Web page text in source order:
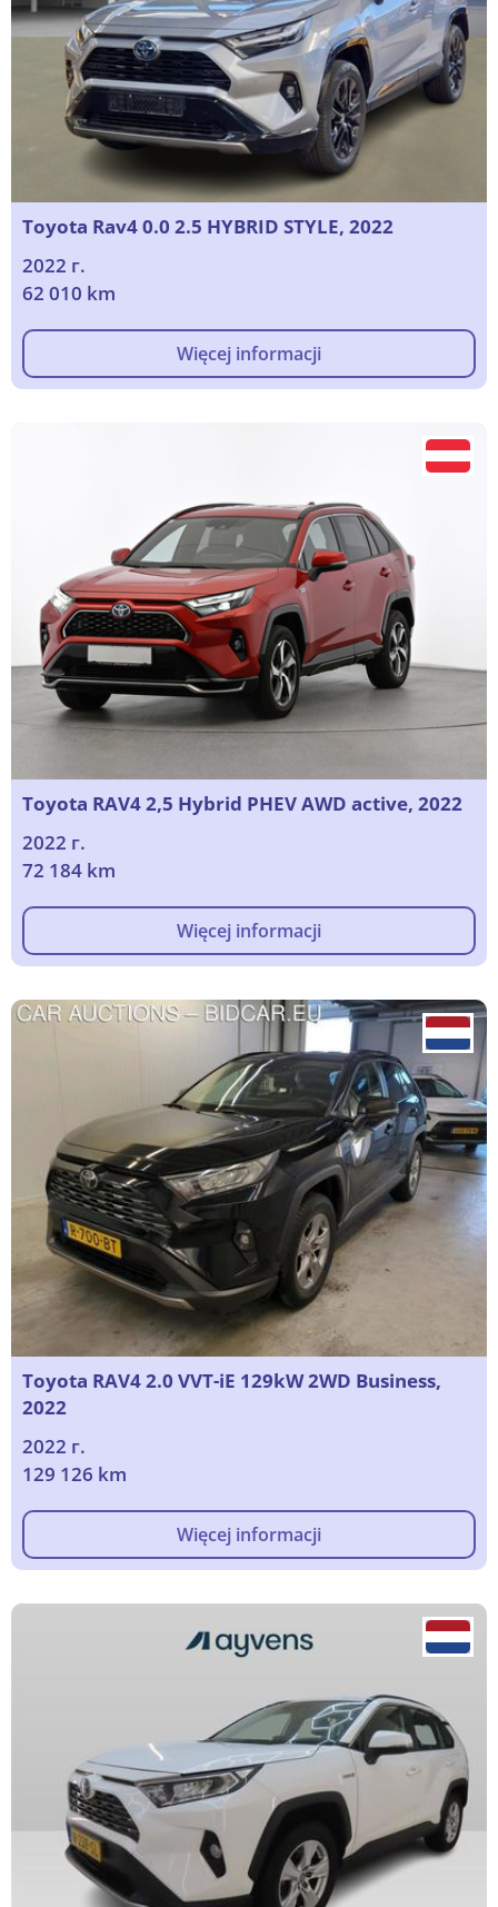
Toyota Rav4 0.0 2.5 HYBRID STYLE, 2022
2022 г.
62 010 km
Więcej informacji
Toyota RAV4 2,5 Hybrid PHEV AWD active, 2022
2022 г.
72 184 km
Więcej informacji
Toyota RAV4 2.0 VVT-iE 129kW 2WD Business,
2022
2022 г.
129 126 km
Więcej informacji